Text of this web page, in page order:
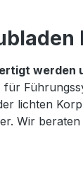
werden
lichten
Wir beraten